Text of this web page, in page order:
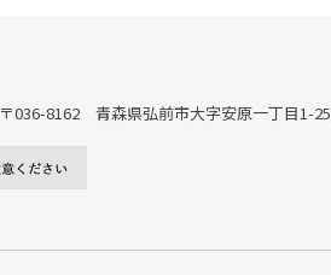
〒036-8162 青森県弘前市大字安原一丁目1-25